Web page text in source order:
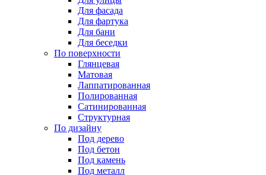
Для фасада
Для фартука
Для бани
Для беседки
По поверхности
Глянцевая
Матовая
Лаппатированная
Полированная
Сатинированная
Структурная
По дизайну
Под дерево
Под бетон
Под камень
Под металл